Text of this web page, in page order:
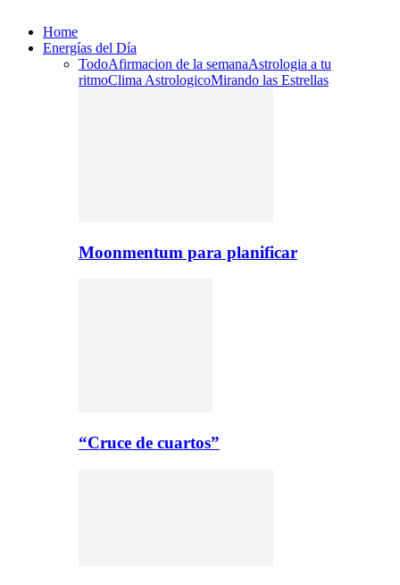
Home
Energías del Día
TodoAfirmacion de la semanaAstrologia a tu
ritmoClima AstrologicoMirando las Estrellas
Moonmentum para planificar
“Cruce de cuartos”